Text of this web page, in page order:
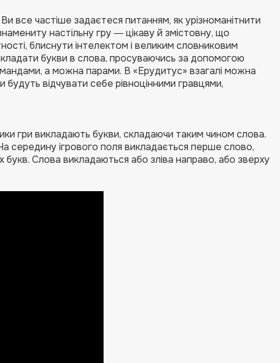
все частіше задаєтеся питанням, як урізноманітнити
настільну гру ― цікаву й змістовну, що
блиснути інтелектом і великим словниковим
букви в слова, просуваючись за допомогою
а можна парами. В «Ерудитус» взагалі можна
відчувати себе рівноцінними гравцями,
гри викладають букви, складаючи таким чином слова.
середину ігрового поля викладається перше слово,
Слова викладаються або зліва направо, або зверху